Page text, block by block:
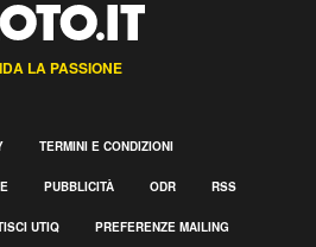
LA PASSIONE
TERMINI E CONDIZIONI
PUBBLICITÀ ODR RSS
UTIQ PREFERENZE MAILING